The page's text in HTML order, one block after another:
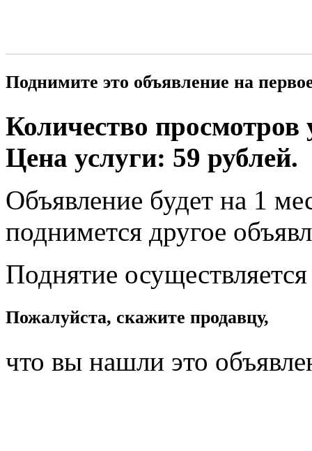
Поднимите это объявление на
Количество просмотров
Цена услуги: 59 рублей.
Объявление будет на 1
поднимется другое
Поднятие
Пожалуйста, скажите продавцу,
что вы нашли это